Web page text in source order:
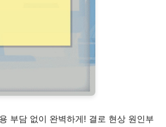
부담 없이 완벽하게! 결로 현상 원인부